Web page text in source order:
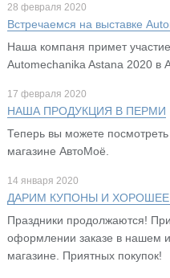
28 февраля 2020
Встречаемся на выставке
Наша компаня примет
Automechanika Astana 2020 в
17 февраля 2020
НАША ПРОДУКЦИЯ В ПЕРМИ
Теперь вы можете
магазине АвтоМоё.
14 января 2020
ДАРИМ КУПОНЫ И
Праздники продолжаются!
оформлении заказе в нашем
магазине. Приятных покупок!